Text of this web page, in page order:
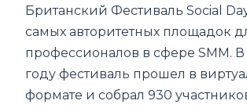
Британский Фестиваль Social
самых авторитетных площадок
профессионалов в сфере SMM.
году фестиваль прошел в
формате и собрал 930